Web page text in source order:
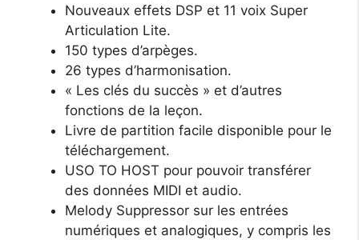
Nouveaux effets DSP et 11 voix Super
Articulation Lite.
150 types d’arpèges.
26 types d’harmonisation.
« Les clés du succès » et d’autres
fonctions de la leçon.
Livre de partition facile disponible pour le
téléchargement.
USO TO HOST pour pouvoir transférer
des données MIDI et audio.
Melody Suppressor sur les entrées
numériques et analogiques, y compris les